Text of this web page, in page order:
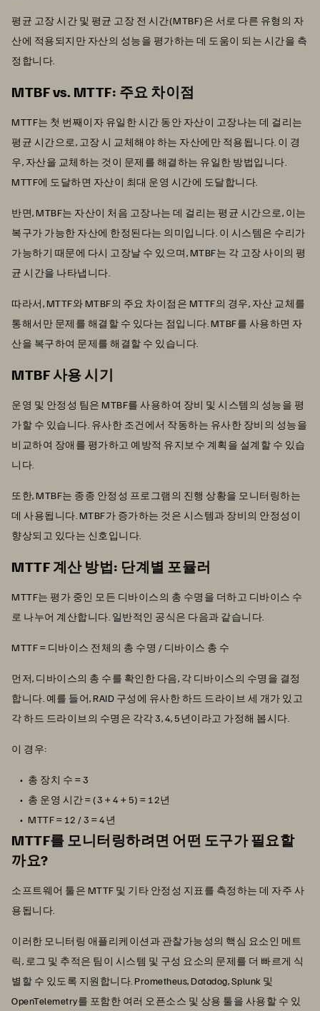
평균 고장 시간 및 평균 고장 전 시간(MTBF)은 서로 다른 유형의 자
산에 적용되지만 자산의 성능을 평가하는 데 도움이 되는 시간을 측
정합니다.
MTBF vs. MTTF: 주요 차이점
MTTF는 첫 번째이자 유일한 시간 동안 자산이 고장나는 데 걸리는
평균 시간으로, 고장 시 교체해야 하는 자산에만 적용됩니다. 이 경
우, 자산을 교체하는 것이 문제를 해결하는 유일한 방법입니다.
MTTF에 도달하면 자산이 최대 운영 시간에 도달합니다.
반면, MTBF는 자산이 처음 고장나는 데 걸리는 평균 시간으로, 이는
복구가 가능한 자산에 한정된다는 의미입니다. 이 시스템은 수리가
가능하기 때문에 다시 고장날 수 있으며, MTBF는 각 고장 사이의 평
균 시간을 나타냅니다.
따라서, MTTF와 MTBF의 주요 차이점은 MTTF의 경우, 자산 교체를
통해서만 문제를 해결할 수 있다는 점입니다. MTBF를 사용하면 자
산을 복구하여 문제를 해결할 수 있습니다.
MTBF 사용 시기
운영 및 안정성 팀은 MTBF를 사용하여 장비 및 시스템의 성능을 평
가할 수 있습니다. 유사한 조건에서 작동하는 유사한 장비의 성능을
비교하여 장애를 평가하고 예방적 유지보수 계획을 설계할 수 있습
니다.
또한, MTBF는 종종 안정성 프로그램의 진행 상황을 모니터링하는
데 사용됩니다. MTBF가 증가하는 것은 시스템과 장비의 안정성이
향상되고 있다는 신호입니다.
MTTF 계산 방법: 단계별 포뮬러
MTTF는 평가 중인 모든 디바이스의 총 수명을 더하고 디바이스 수
로 나누어 계산합니다. 일반적인 공식은 다음과 같습니다.
MTTF = 디바이스 전체의 총 수명 / 디바이스 총 수
먼저, 디바이스의 총 수를 확인한 다음, 각 디바이스의 수명을 결정
합니다. 예를 들어, RAID 구성에 유사한 하드 드라이브 세 개가 있고
각 하드 드라이브의 수명은 각각 3, 4, 5년이라고 가정해 봅시다.
이 경우:
총 장치 수 = 3
총 운영 시간 = (3 + 4 + 5) = 12년
MTTF = 12 / 3 = 4년
MTTF를 모니터링하려면 어떤 도구가 필요할
까요?
소프트웨어 툴은 MTTF 및 기타 안정성 지표를 측정하는 데 자주 사
용됩니다.
이러한 모니터링 애플리케이션과 관찰가능성의 핵심 요소인 메트
릭, 로그 및 추적은 팀이 시스템 및 구성 요소의 문제를 더 빠르게 식
별할 수 있도록 지원합니다. Prometheus, Datadog, Splunk 및
OpenTelemetry를 포함한 여러 오픈소스 및 상용 툴을 사용할 수 있